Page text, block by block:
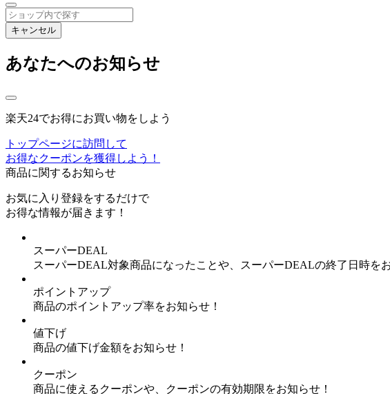
キャンセル
あなたへのお知らせ
楽天24でお得にお買い物をしよう
トップページに訪問して
お得なクーポンを獲得しよう！
商品に関するお知らせ
お気に入り登録をするだけで
お得な情報が届きます！
スーパーDEAL
スーパーDEAL対象商品になったことや、スーパーDEALの終了日時を
ポイントアップ
商品のポイントアップ率をお知らせ！
値下げ
商品の値下げ金額をお知らせ！
クーポン
商品に使えるクーポンや、クーポンの有効期限をお知らせ！